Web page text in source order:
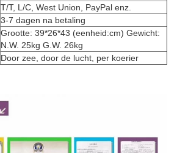
T/T, L/C, West Union, PayPal enz.
3-7 dagen na betaling
Grootte: 39*26*43 (eenheid:cm) Gewicht:
N.W. 25kg G.W. 26kg
Door zee, door de lucht, per koerier